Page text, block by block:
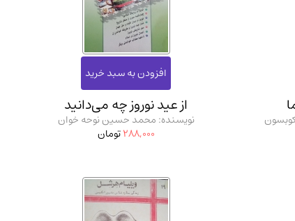
و انتشارت ارشد کتاب‌های..(2)
از عید نوروز چه می‌دانید
نویسنده: محمد حسین نوحه خوان
288,000تومان